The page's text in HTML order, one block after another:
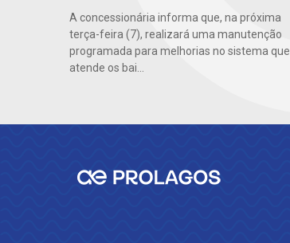
A concessionária informa que, na próxima
terça-feira (7), realizará uma manutenção
programada para melhorias no sistema que
atende os bai...